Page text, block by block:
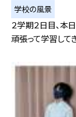
学校の風景
２学期２日目、本
頑張って学習して